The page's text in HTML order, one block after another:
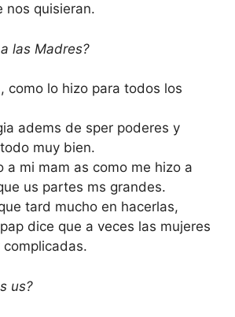
nos quisieran.
las Madres?
como lo hizo para todos los
adems de sper poderes y
muy bien.
a mi mam as como me hizo a
us partes ms grandes.
tard mucho en hacerlas,
dice que a veces las mujeres
complicadas.
us?